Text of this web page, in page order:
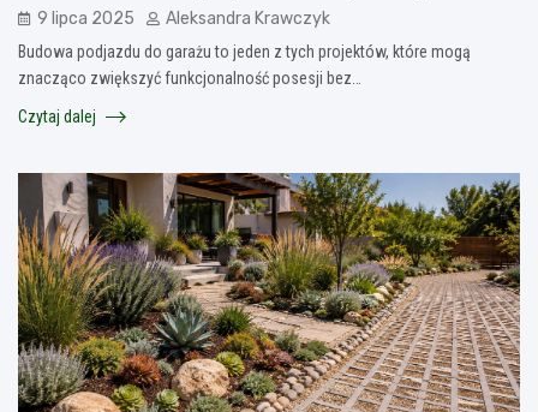
9 lipca 2025 Aleksandra Krawczyk
Budowa podjazdu do garażu to jeden z tych projektów, które mogą
znacząco zwiększyć funkcjonalność posesji bez…
Czytaj dalej